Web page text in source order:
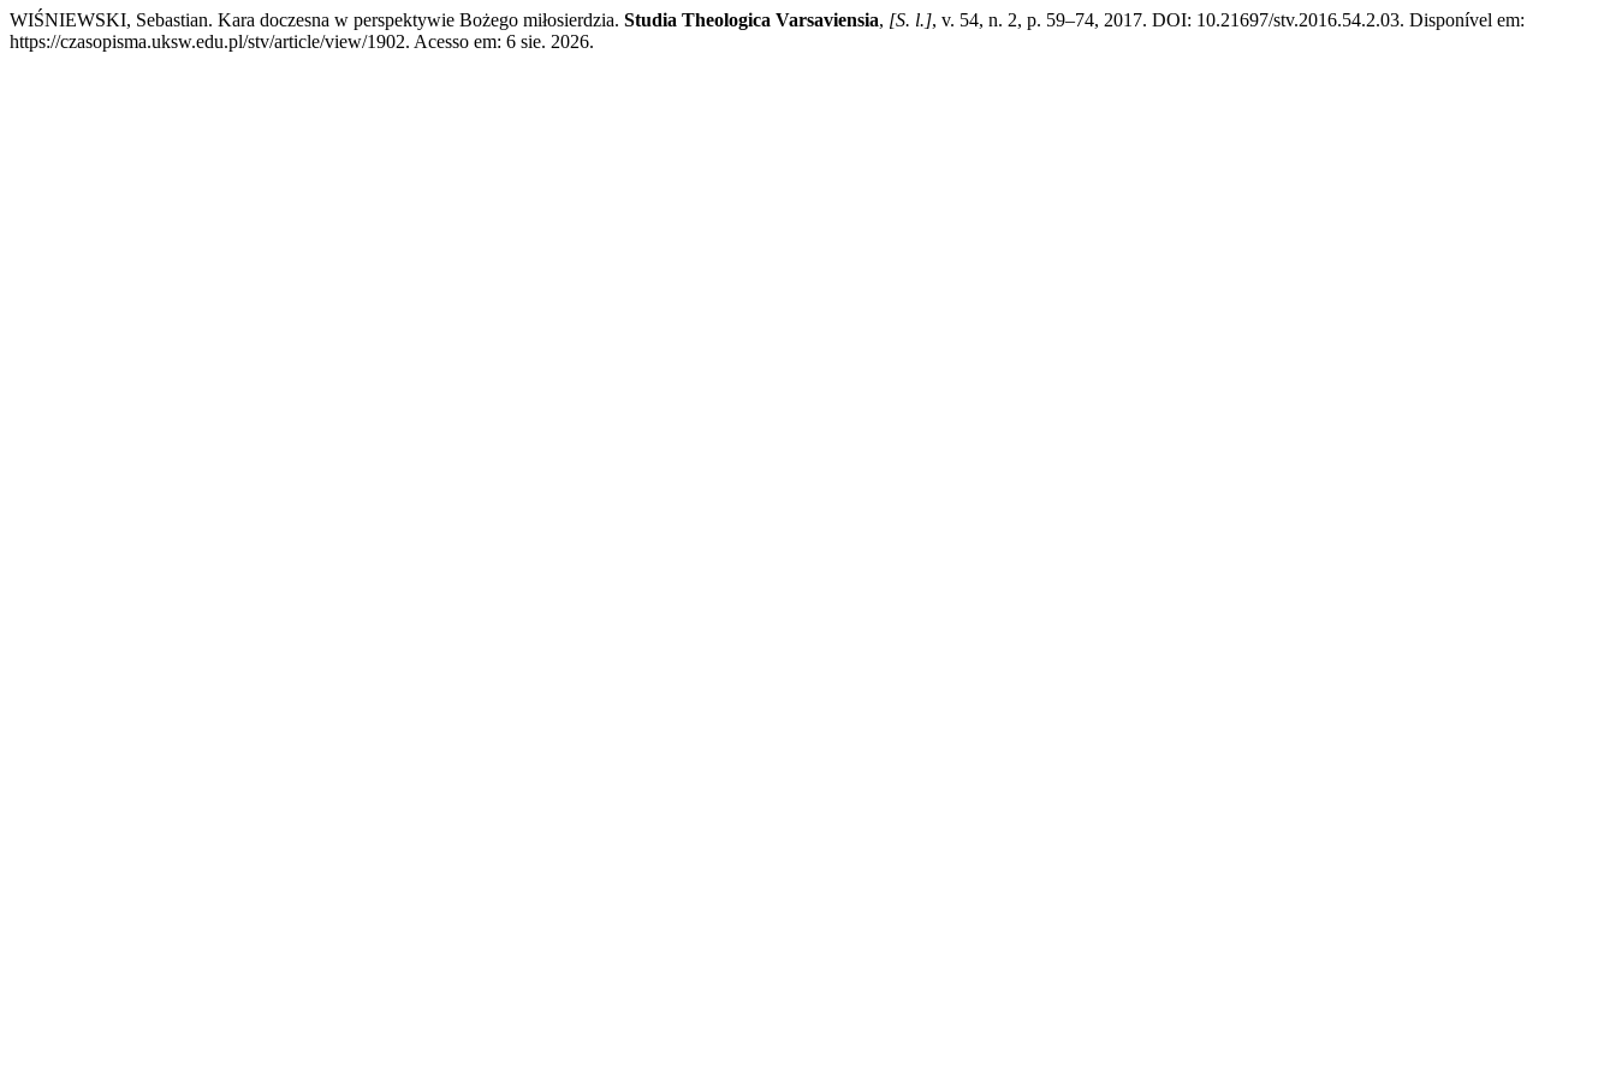
WIŚNIEWSKI, Sebastian. Kara doczesna w perspektywie Bożego miłosierdzia. Studia Theologica Varsaviensia, [S. l.], v. 54, n. 2, p. 59–74, 2017. DOI: 10.21697/stv.2016.54.2.03. Disponível em:
https://czasopisma.uksw.edu.pl/stv/article/view/1902. Acesso em: 6 sie. 2026.